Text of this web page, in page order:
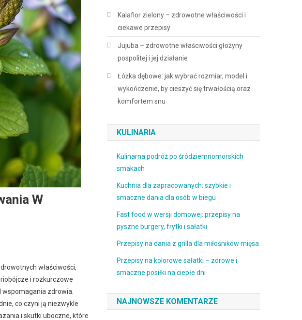
W
właściwości,
i rozkurczowe
zdrowia.
co czyni ją niezwykle
i skutki uboczne, które
Kalafior zielony – zdrowotne właściwości i
ciekawe przepisy
Jujuba – zdrowotne właściwości głożyny
pospolitej i jej działanie
Łóżka dębowe: jak wybrać rozmiar, model i
wykończenie, by cieszyć się trwałością oraz
komfortem snu
KULINARIA
Kulinarna podróż po śródziemnomorskich
smakach
Kuchnia dla zapracowanych: szybkie i
smaczne dania dla osób w biegu
Fast food w wersji domowej: przepisy na
pyszne burgery, frytki i sałatki
Przepisy na dania z grilla dla miłośników mięsa
Przepisy na kolorowe sałatki – zdrowe i
smaczne posiłki na ciepłe dni
NAJNOWSZE KOMENTARZE